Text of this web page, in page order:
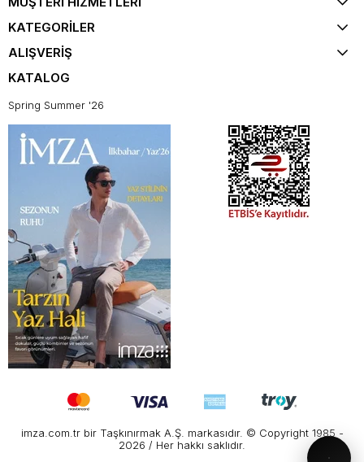
KATEGORİLER
ALIŞVERİŞ
KATALOG
Spring Summer '26
imza.com.tr bir Taşkınırmak A.Ş. markasıdır. © Copyright 1985 -
2026 / Her hakkı saklıdır.